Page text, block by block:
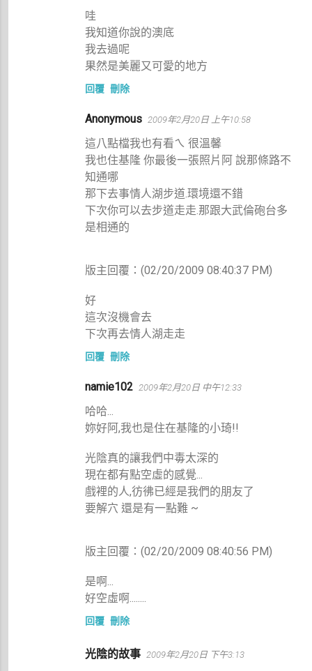
哇
我知道你說的澳底
我去過呢
果然是美麗又可愛的地方
回覆 刪除
Anonymous 2009年2月20日 上午10:58
這八點檔我也有看ㄟ 很溫馨
我也住基隆 你最後一張照片阿 說那條路不
知通哪
那下去事情人湖步道.環境還不錯
下次你可以去步道走走.那跟大武倫砲台多
是相通的
版主回覆：(02/20/2009 08:40:37 PM)
好
這次沒機會去
下次再去情人湖走走
回覆 刪除
namie102 2009年2月20日 中午12:33
哈哈...
妳好阿,我也是住在基隆的小琦!!
光陰真的讓我們中毒太深的
現在都有點空虛的感覺...
戲裡的人,彷彿已經是我們的朋友了
要解穴 還是有一點難 ~
版主回覆：(02/20/2009 08:40:56 PM)
是啊...
好空虛啊........
回覆 刪除
光陰的故事 2009年2月20日 下午3:13